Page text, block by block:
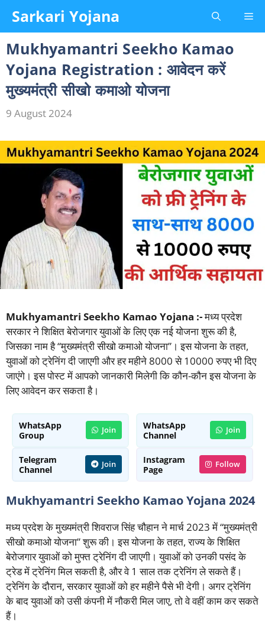
content
Sarkari Yojana
Mukhyamantri Seekho Kamao
Yojana Registration : आवेदन करें
मुख्यमंत्री सीखो कमाओ योजना
9 August 2024
Mukhyamantri Seekho Kamao Yojana :-मध्य प्रदेश
सरकार ने शिक्षित बेरोजगार युवाओं के लिए एक नई योजना शुरू की है,
जिसका नाम है “मुख्यमंत्री सीखो कमाओ योजना”। इस योजना के तहत,
युवाओं को ट्रेनिंग दी जाएगी और हर महीने 8000 से 10000 रुपए भी दिए
जाएंगे। इस पोस्ट में आपको जानकारी मिलेगी कि कौन-कौन इस योजना के
लिए आवेदन कर सकता है।
WhatsApp
Group
Join
WhatsApp
Channel
Join
Telegram
Channel
Join
Instagram
Page
Follow
Mukhyamantri Seekho Kamao Yojana 2024
मध्य प्रदेश के मुख्यमंत्री शिवराज सिंह चौहान ने मार्च 2023 में “मुख्यमंत्री
सीखो कमाओ योजना” शुरू की। इस योजना के तहत, राज्य के शिक्षित
बेरोजगार युवाओं को मुफ्त ट्रेनिंग दी जाएगी। युवाओं को उनकी पसंद के
ट्रेड में ट्रेनिंग मिल सकती है, और वे 1 साल तक ट्रेनिंग ले सकते हैं।
ट्रेनिंग के दौरान, सरकार युवाओं को हर महीने पैसे भी देगी। अगर ट्रेनिंग
के बाद युवाओं को उसी कंपनी में नौकरी मिल जाए, तो वे वहीं काम कर सकते
हैं।